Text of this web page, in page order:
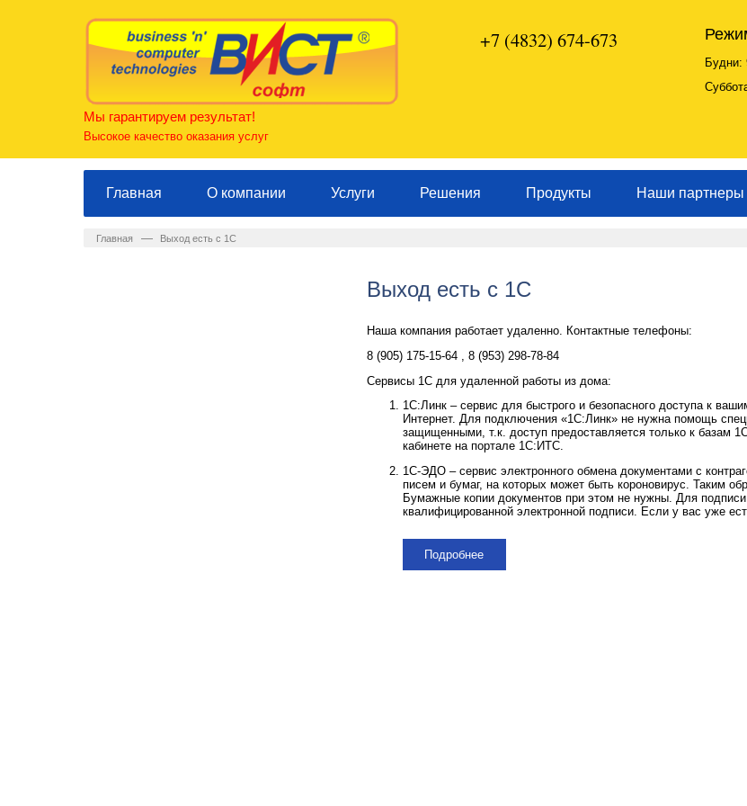
Мы гарантируем результат!
Высокое качество оказания услуг
+7 (4832) 674-673
Будни:
Главная О компании Услуги Решения Продукты Наши партнеры
Главная — Выход есть с 1С
Выход есть с 1С
Наша компания работает удаленно. Контактные телефоны:
8 (905) 175-15-64 , 8 (953) 298-78-84
Сервисы 1С для удаленной работы из дома:
1С:Линк – сервис для быстрого и безопасного доступа к
Интернет. Для подключения «1С:Линк» не нужна помощь
защищенными, т.к. доступ предоставляется только к базам
кабинете на портале 1С:ИТС.
1С-ЭДО – сервис электронного обмена документами с
писем и бумаг, на которых может быть короновирус. Таким
Бумажные копии документов при этом не нужны. Для
квалифицированной электронной подписи. Если у вас уже
Подробнее